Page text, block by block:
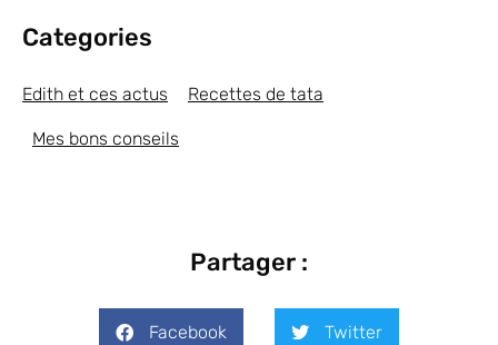
Categories
Edith et ces actus Recettes de tata
Mes bons conseils
Partager :
Facebook Twitter